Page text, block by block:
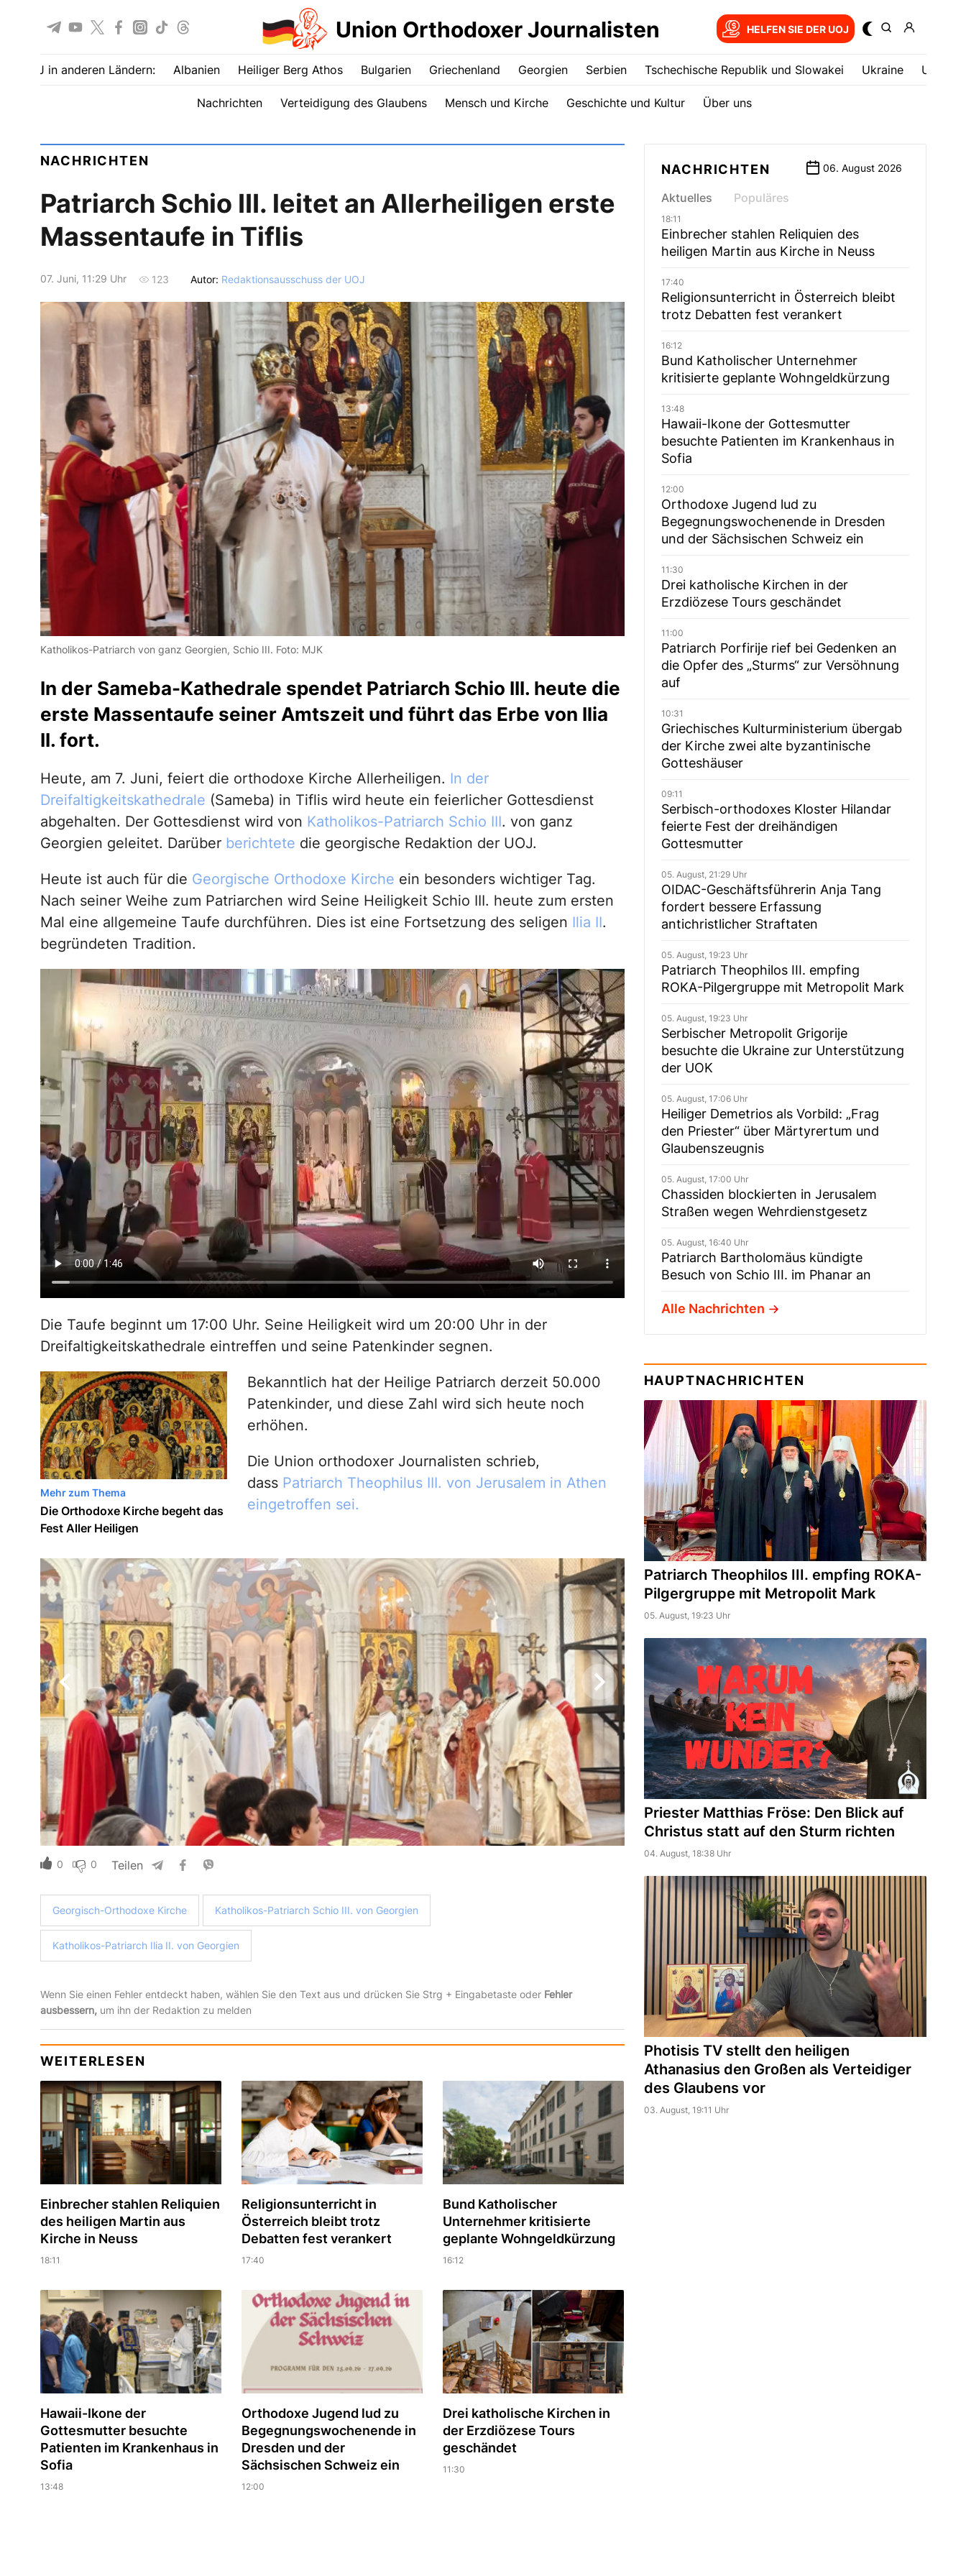
Union Orthodoxer Journalisten HELFEN SIE DER UOJ
UOJ in anderen Ländern: Albanien Heiliger Berg Athos Bulgarien Griechenland Georgien Serbien Tschechische Republik und Slowakei Ukrainе USA
Nachrichten Verteidigung des Glaubens Mensch und Kirche Geschichte und Kultur Über uns
NACHRICHTEN
Patriarch Schio III. leitet an Allerheiligen erste
Massentaufe in Tiflis
07. Juni, 11:29 Uhr 123 Autor: Redaktionsausschuss der UOJ
Katholikos-Patriarch von ganz Georgien, Schio III. Foto: MJK
In der Sameba-Kathedrale spendet Patriarch Schio III. heute die
erste Massentaufe seiner Amtszeit und führt das Erbe von Ilia
II. fort.
Heute, am 7. Juni, feiert die orthodoxe Kirche Allerheiligen. In der
Dreifaltigkeitskathedrale (Sameba) in Tiflis wird heute ein feierlicher Gottesdienst
abgehalten. Der Gottesdienst wird von Katholikos-Patriarch Schio III. von ganz
Georgien geleitet. Darüber berichtete die georgische Redaktion der UOJ.
Heute ist auch für die Georgische Orthodoxe Kirche ein besonders wichtiger Tag.
Nach seiner Weihe zum Patriarchen wird Seine Heiligkeit Schio III. heute zum ersten
Mal eine allgemeine Taufe durchführen. Dies ist eine Fortsetzung des seligen Ilia II.
begründeten Tradition.
Die Taufe beginnt um 17:00 Uhr. Seine Heiligkeit wird um 20:00 Uhr in der
Dreifaltigkeitskathedrale eintreffen und seine Patenkinder segnen.
Mehr zum Thema
Die Orthodoxe Kirche begeht das
Fest Aller Heiligen
Bekanntlich hat der Heilige Patriarch derzeit 50.000
Patenkinder, und diese Zahl wird sich heute noch
erhöhen.
Die Union orthodoxer Journalisten schrieb,
dass Patriarch Theophilus III. von Jerusalem in Athen
eingetroffen sei.
0 0 Teilen
Georgisch-Orthodoxe Kirche Katholikos-Patriarch Schio III. von Georgien
Katholikos-Patriarch Ilia II. von Georgien
Wenn Sie einen Fehler entdeckt haben, wählen Sie den Text aus und drücken Sie Strg + Eingabetaste oder Fehler
ausbessern,um ihn der Redaktion zu melden
WEITERLESEN
Einbrecher stahlen Reliquien
des heiligen Martin aus
Kirche in Neuss
18:11
Religionsunterricht in
Österreich bleibt trotz
Debatten fest verankert
17:40
Bund Katholischer
Unternehmer kritisierte
geplante Wohngeldkürzung
16:12
Hawaii-Ikone der
Gottesmutter besuchte
Patienten im Krankenhaus in
Sofia
13:48
Orthodoxe Jugend lud zu
Begegnungswochenende in
Dresden und der
Sächsischen Schweiz ein
12:00
Drei katholische Kirchen in
der Erzdiözese Tours
geschändet
11:30
NACHRICHTEN 06. August 2026
Aktuelles Populäres
18:11
Einbrecher stahlen Reliquien des
heiligen Martin aus Kirche in Neuss
17:40
Religionsunterricht in Österreich bleibt
trotz Debatten fest verankert
16:12
Bund Katholischer Unternehmer
kritisierte geplante Wohngeldkürzung
13:48
Hawaii-Ikone der Gottesmutter
besuchte Patienten im Krankenhaus in
Sofia
12:00
Orthodoxe Jugend lud zu
Begegnungswochenende in Dresden
und der Sächsischen Schweiz ein
11:30
Drei katholische Kirchen in der
Erzdiözese Tours geschändet
11:00
Patriarch Porfirije rief bei Gedenken an
die Opfer des „Sturms“ zur Versöhnung
auf
10:31
Griechisches Kulturministerium übergab
der Kirche zwei alte byzantinische
Gotteshäuser
09:11
Serbisch-orthodoxes Kloster Hilandar
feierte Fest der dreihändigen
Gottesmutter
05. August, 21:29 Uhr
OIDAC-Geschäftsführerin Anja Tang
fordert bessere Erfassung
antichristlicher Straftaten
05. August, 19:23 Uhr
Patriarch Theophilos III. empfing
ROKA-Pilgergruppe mit Metropolit Mark
05. August, 19:23 Uhr
Serbischer Metropolit Grigorije
besuchte die Ukraine zur Unterstützung
der UOK
05. August, 17:06 Uhr
Heiliger Demetrios als Vorbild: „Frag
den Priester“ über Märtyrertum und
Glaubenszeugnis
05. August, 17:00 Uhr
Chassiden blockierten in Jerusalem
Straßen wegen Wehrdienstgesetz
05. August, 16:40 Uhr
Patriarch Bartholomäus kündigte
Besuch von Schio III. im Phanar an
Alle Nachrichten
HAUPTNACHRICHTEN
Patriarch Theophilos III. empfing ROKA-
Pilgergruppe mit Metropolit Mark
05. August, 19:23 Uhr
Priester Matthias Fröse: Den Blick auf
Christus statt auf den Sturm richten
04. August, 18:38 Uhr
Photisis TV stellt den heiligen
Athanasius den Großen als Verteidiger
des Glaubens vor
03. August, 19:11 Uhr